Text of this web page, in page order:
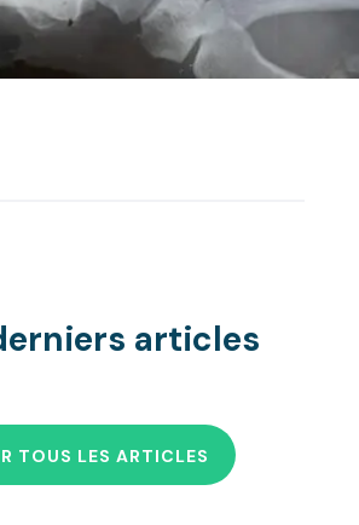
articles
TOUS LES ARTICLES